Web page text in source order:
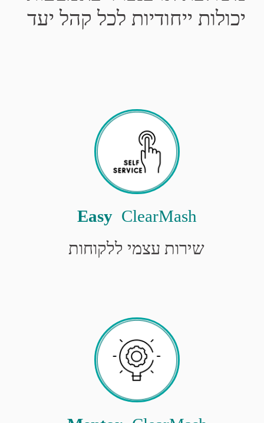
יכולות ייחודיות לכל קהל יעד
Easy ClearMash
שירות עצמי ללקוחות